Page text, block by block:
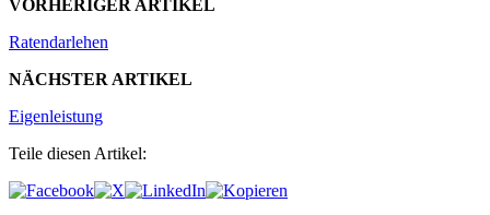
VORHERIGER ARTIKEL
Ratendarlehen
NÄCHSTER ARTIKEL
Eigenleistung
Teile diesen Artikel: